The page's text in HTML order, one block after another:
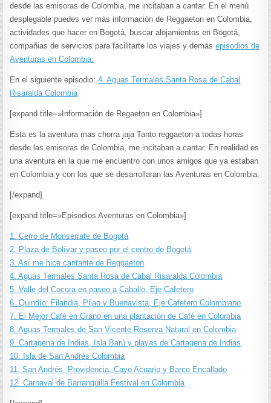
desde las emisoras de Colombia, me incitaban a cantar. En el menú
desplegable puedes ver más información de Reggaeton en Colombia,
actividades que hacer en Bogotá, buscar alojamientos en Bogotá,
compañias de servicios para facilitarte los viajes y demásepisodios de
Aventuras en Colombia.
En el siguiente episodio:4. Aguas Termales Santa Rosa de Cabal
Risaralda Colombia
[expand title=»Información de Regaeton en Colombia»]
Esta es la aventura mas chorra jaja Tanto reggaeton a todas horas
desde las emisoras de Colombia, me incitaban a cantar. En realidad es
una aventura en la que me encuentro con unos amigos que ya estaban
en Colombia y con los que se desarrollaran las Aventuras en Colombia.
[/expand]
[expand title=»Episodios Aventuras en Colombia»]
1. Cerro de Monserrate de Bogotá
2. Plaza de Bolívar y paseo por el centro de Bogotá
3. Así me hice cantante de Reggaeton
4. Aguas Termales Santa Rosa de Cabal Risaralda Colombia
5. Valle del Cocora en paseo a Caballo, Eje Cafetero
6. Quindío: Filandia, Pijao y Buenavista, Eje Cafetero Colombiano
7. El Mejor Café en Grano en una plantación de Café en Colombia
8. Aguas Termales de San Vicente Reserva Natural en Colombia
9. Cartagena de Indias, Isla Barú y playas de Cartagena de Indias
10. Isla de San Andrés Colombia
11. San Andrés, Providencia, Cayo Acuario y Barco Encallado
12. Carnaval de Barranquilla Festival en Colombia